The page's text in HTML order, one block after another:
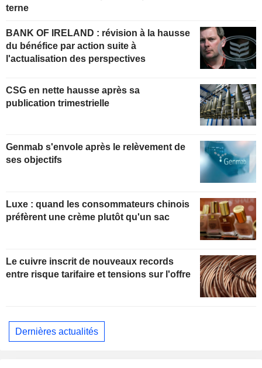
terne
BANK OF IRELAND : révision à la hausse
du bénéfice par action suite à
l'actualisation des perspectives
CSG en nette hausse après sa
publication trimestrielle
Genmab s'envole après le relèvement de
ses objectifs
Luxe : quand les consommateurs chinois
préfèrent une crème plutôt qu'un sac
Le cuivre inscrit de nouveaux records
entre risque tarifaire et tensions sur l'offre
Dernières actualités